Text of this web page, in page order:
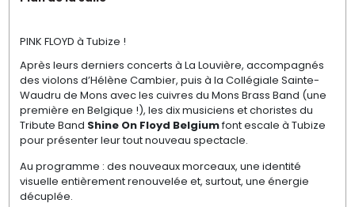
PINK FLOYD à Tubize !
Après leurs derniers concerts à La Louvière, accompagnés
des violons d’Hélène Cambier, puis à la Collégiale Sainte-
Waudru de Mons avec les cuivres du Mons Brass Band (une
première en Belgique !), les dix musiciens et choristes du
Tribute Band Shine On Floyd Belgiumfont escale à Tubize
pour présenter leur tout nouveau spectacle.
Au programme : des nouveaux morceaux, une identité
visuelle entièrement renouvelée et, surtout, une énergie
décuplée.